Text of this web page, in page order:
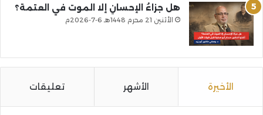
هل جزاءُ الإحسانِ إلا الموت في العتمة؟
الأثنين 21 محرم 1448هـ 6-7-2026م
الأخيرة الأشهر تعليقات